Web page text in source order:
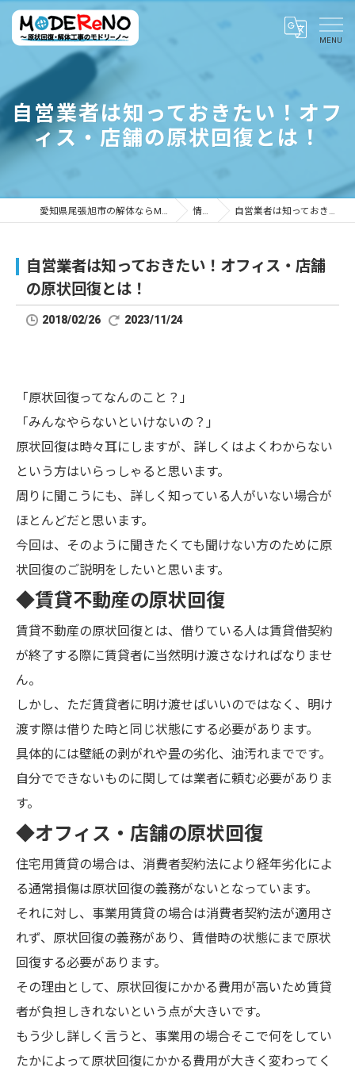
自営業者は知っておきたい！オフ
ィス・店舗の原状回復とは！
愛知県尾張旭市の解体ならMODEReNO ～原状回復・解体工事のモドリーノ～ 情報ブログ 自営業者は知っておきたい！オフィス・店舗の原状回復とは！
自営業者は知っておきたい！オフィス・店舗
の原状回復とは！
2018/02/26 2023/11/24
「原状回復ってなんのこと？」
「みんなやらないといけないの？」
原状回復は時々耳にしますが、詳しくはよくわからない
という方はいらっしゃると思います。
周りに聞こうにも、詳しく知っている人がいない場合が
ほとんどだと思います。
今回は、そのように聞きたくても聞けない方のために原
状回復のご説明をしたいと思います。
◆賃貸不動産の原状回復
賃貸不動産の原状回復とは、借りている人は賃貸借契約
が終了する際に賃貸者に当然明け渡さなければなりませ
ん。
しかし、ただ賃貸者に明け渡せばいいのではなく、明け
渡す際は借りた時と同じ状態にする必要があります。
具体的には壁紙の剥がれや畳の劣化、油汚れまでです。
自分でできないものに関しては業者に頼む必要がありま
す。
◆オフィス・店舗の原状回復
住宅用賃貸の場合は、消費者契約法により経年劣化によ
る通常損傷は原状回復の義務がないとなっています。
それに対し、事業用賃貸の場合は消費者契約法が適用さ
れず、原状回復の義務があり、賃借時の状態にまで原状
回復する必要があります。
その理由として、原状回復にかかる費用が高いため賃貸
者が負担しきれないという点が大きいです。
もう少し詳しく言うと、事業用の場合そこで何をしてい
たかによって原状回復にかかる費用が大きく変わってく